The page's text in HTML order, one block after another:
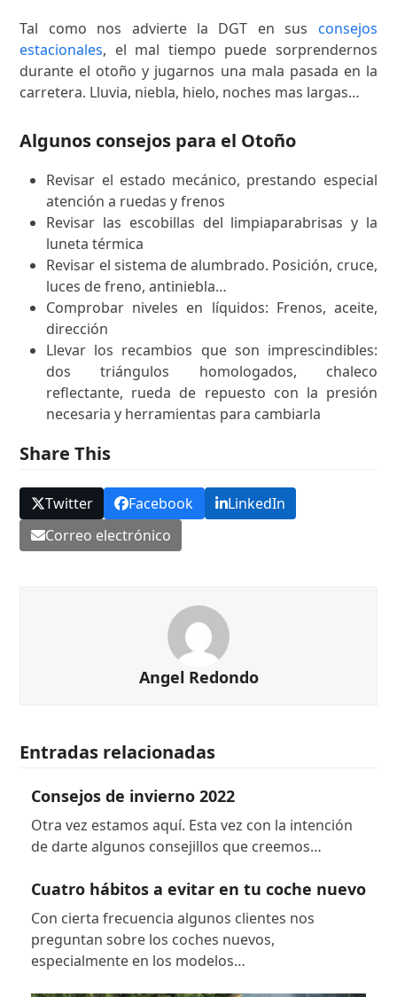
Tal como nos advierte la DGT en sus consejos
estacionales, el mal tiempo puede sorprendernos
durante el otoño y jugarnos una mala pasada en la
carretera. Lluvia, niebla, hielo, noches mas largas…
Algunos consejos para el Otoño
Revisar el estado mecánico, prestando especial
atención a ruedas y frenos
Revisar las escobillas del limpiaparabrisas y la
luneta térmica
Revisar el sistema de alumbrado. Posición, cruce,
luces de freno, antiniebla…
Comprobar niveles en líquidos: Frenos, aceite,
dirección
Llevar los recambios que son imprescindibles:
dos triángulos homologados, chaleco
reflectante, rueda de repuesto con la presión
necesaria y herramientas para cambiarla
Share This
Twitter Facebook
LinkedIn
Correo electrónico
Angel Redondo
Entradas relacionadas
Consejos de invierno 2022
Otra vez estamos aquí. Esta vez con la intención
de darte algunos consejillos que creemos…
Cuatro hábitos a evitar en tu coche nuevo
Con cierta frecuencia algunos clientes nos
preguntan sobre los coches nuevos,
especialmente en los modelos…